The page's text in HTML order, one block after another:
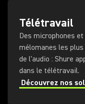
Télétravail
Des microphones
mélomanes les
de l'audio : Shure
dans le télétravail.
Découvrez nos